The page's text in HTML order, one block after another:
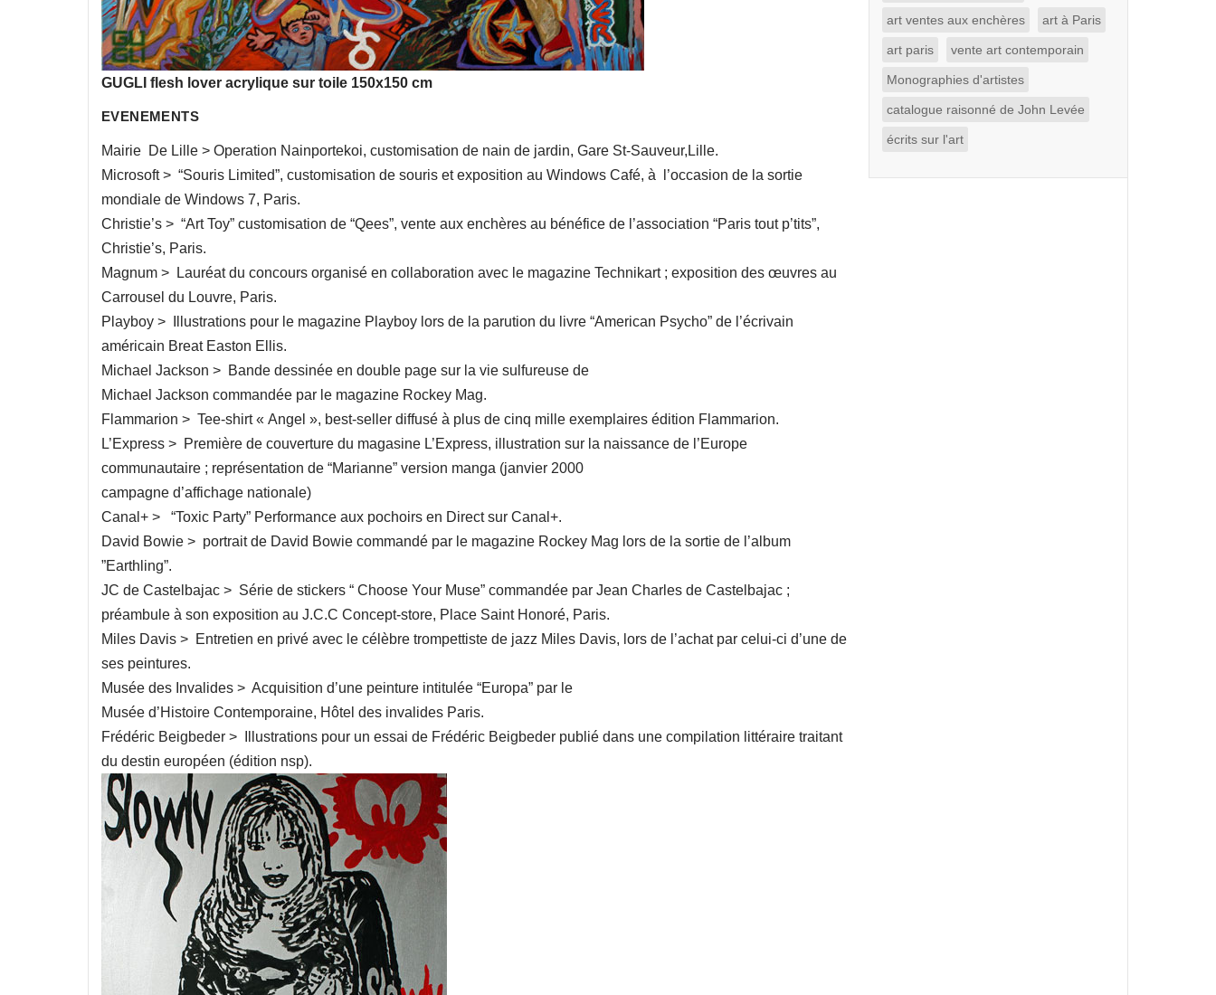
GUGLI flesh lover acrylique sur toile 150x150 cm
EVENEMENTS
Mairie De Lille > Operation Nainportekoi, customisation de nain de jardin, Gare St-Sauveur,Lille.
Microsoft > “Souris Limited”, customisation de souris et exposition au Windows Café, à l’occasion de la sortie
mondiale de Windows 7, Paris.
Christie’s > “Art Toy” customisation de “Qees”, vente aux enchères au bénéfice de l’association “Paris tout p’tits”,
Christie’s, Paris.
Magnum > Lauréat du concours organisé en collaboration avec le magazine Technikart ; exposition des œuvres au
Carrousel du Louvre, Paris.
Playboy > Illustrations pour le magazine Playboy lors de la parution du livre “American Psycho” de l’écrivain
américain Breat Easton Ellis.
Michael Jackson > Bande dessinée en double page sur la vie sulfureuse de
Michael Jackson commandée par le magazine Rockey Mag.
Flammarion > Tee-shirt « Angel », best-seller diffusé à plus de cinq mille exemplaires édition Flammarion.
L’Express > Première de couverture du magasine L’Express, illustration sur la naissance de l’Europe
communautaire ; représentation de “Marianne” version manga (janvier 2000
campagne d’affichage nationale)
Canal+ > “Toxic Party” Performance aux pochoirs en Direct sur Canal+.
David Bowie > portrait de David Bowie commandé par le magazine Rockey Mag lors de la sortie de l’album
”Earthling”.
JC de Castelbajac > Série de stickers “ Choose Your Muse” commandée par Jean Charles de Castelbajac ;
préambule à son exposition au J.C.C Concept-store, Place Saint Honoré, Paris.
Miles Davis > Entretien en privé avec le célèbre trompettiste de jazz Miles Davis, lors de l’achat par celui-ci d’une de
ses peintures.
Musée des Invalides > Acquisition d’une peinture intitulée “Europa” par le
Musée d’Histoire Contemporaine, Hôtel des invalides Paris.
Frédéric Beigbeder > Illustrations pour un essai de Frédéric Beigbeder publié dans une compilation littéraire traitant
du destin européen (édition nsp).
art ventes aux enchères art à Paris
art paris vente art contemporain
Monographies d'artistes
catalogue raisonné de John Levée
écrits sur l'art